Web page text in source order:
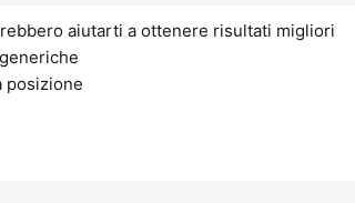
aiutarti a ottenere risultati migliori
posizione